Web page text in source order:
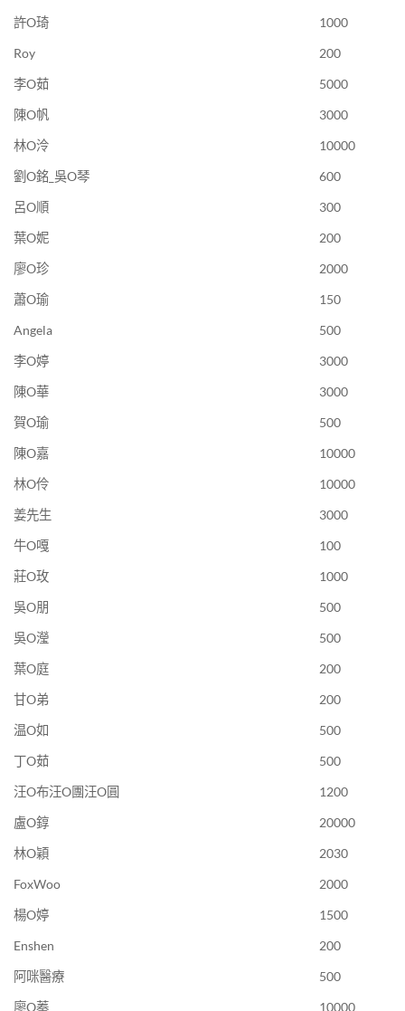
許O琦
1000
Roy
200
李O茹
5000
陳O帆
3000
林O泠
10000
劉O銘_吳O琴
600
呂O順
300
葉O妮
200
廖O珍
2000
蕭O瑜
150
Angela
500
李O婷
3000
陳O華
3000
賀O瑜
500
陳O嘉
10000
林O伶
10000
姜先生
3000
牛O嘎
100
莊O玫
1000
吳O朋
500
吳O瀅
500
葉O庭
200
甘O弟
200
温O如
500
丁O茹
500
汪O布汪O團汪O圓
1200
盧O錞
20000
林O穎
2030
FoxWoo
2000
楊O婷
1500
Enshen
200
阿咪醫療
500
廖O蓁
10000